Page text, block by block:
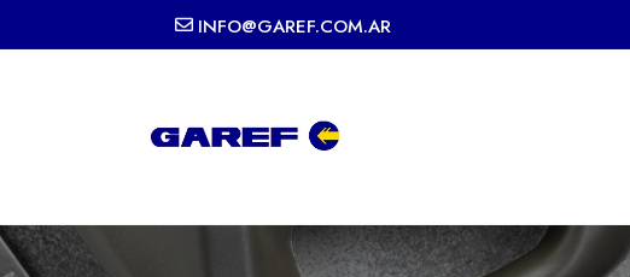
INFO@GAREF.COM.AR